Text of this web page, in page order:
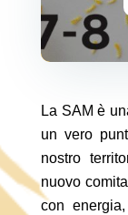
La SAM è
un vero
nostro
nuovo
con